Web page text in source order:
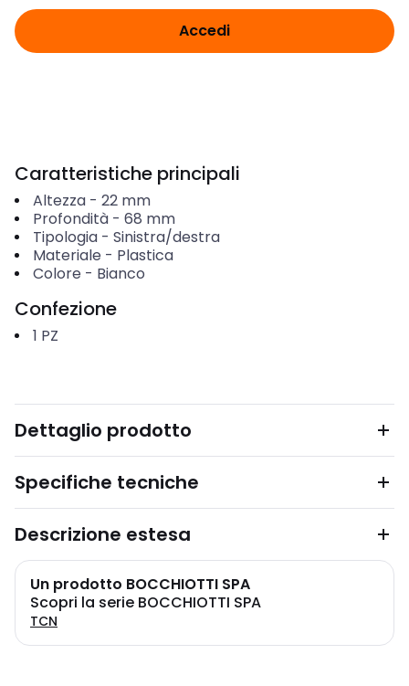
Accedi
Caratteristiche principali
Altezza- 22 mm
Profondità- 68 mm
Tipologia- Sinistra/destra
Materiale - Plastica
Colore - Bianco
Confezione
1 PZ
Dettaglio prodotto
Specifiche tecniche
Descrizione estesa
Un prodotto BOCCHIOTTI SPA
Scopri la serie BOCCHIOTTI SPA
TCN